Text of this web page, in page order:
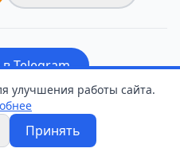
Telegram
новость
улучшения работы сайта.
Принять